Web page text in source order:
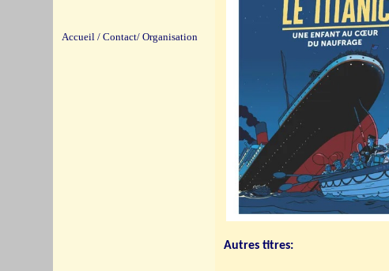
Autres titres:
Accueil / Contact/ Organisation